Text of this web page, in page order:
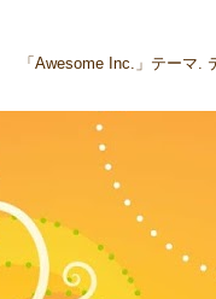
「Awesome Inc.」テーマ.